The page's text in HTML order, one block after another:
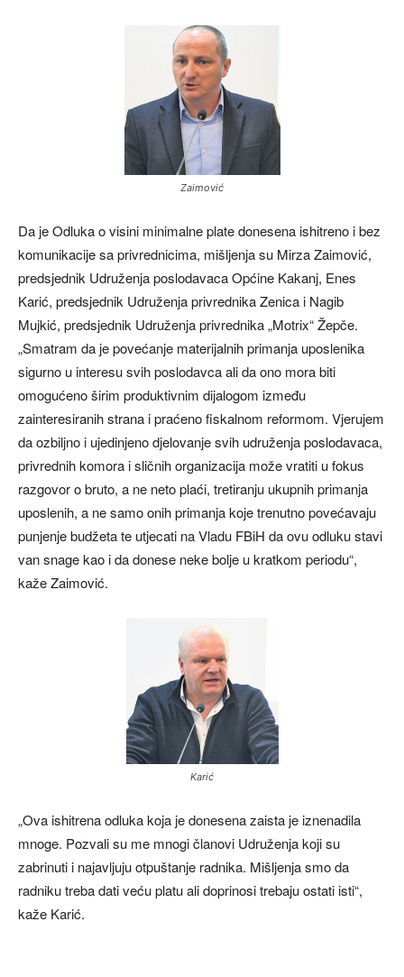
Zaimović
Da je Odluka o visini minimalne plate donesena ishitreno i bez
komunikacije sa privrednicima, mišljenja su Mirza Zaimović,
predsjednik Udruženja poslodavaca Općine Kakanj, Enes
Karić, predsjednik Udruženja privrednika Zenica i Nagib
Mujkić, predsjednik Udruženja privrednika „Motrix“ Žepče.
„Smatram da je povećanje materijalnih primanja uposlenika
sigurno u interesu svih poslodavca ali da ono mora biti
omogućeno širim produktivnim dijalogom između
zainteresiranih strana i praćeno fiskalnom reformom. Vjerujem
da ozbiljno i ujedinjeno djelovanje svih udruženja poslodavaca,
privrednih komora i sličnih organizacija može vratiti u fokus
razgovor o bruto, a ne neto plaći, tretiranju ukupnih primanja
uposlenih, a ne samo onih primanja koje trenutno povećavaju
punjenje budžeta te utjecati na Vladu FBiH da ovu odluku stavi
van snage kao i da donese neke bolje u kratkom periodu“,
kaže Zaimović.
Karić
„Ova ishitrena odluka koja je donesena zaista je iznenadila
mnoge. Pozvali su me mnogi članovi Udruženja koji su
zabrinuti i najavljuju otpuštanje radnika. Mišljenja smo da
radniku treba dati veću platu ali doprinosi trebaju ostati isti“,
kaže Karić.